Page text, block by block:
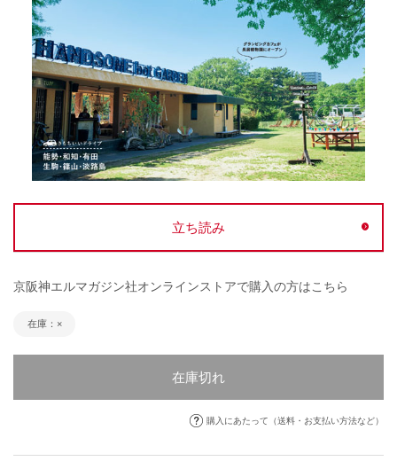
立ち読み
京阪神エルマガジン社オンラインストアで購入の方はこちら
在庫：×
在庫切れ
購入にあたって（送料・お支払い方法など）